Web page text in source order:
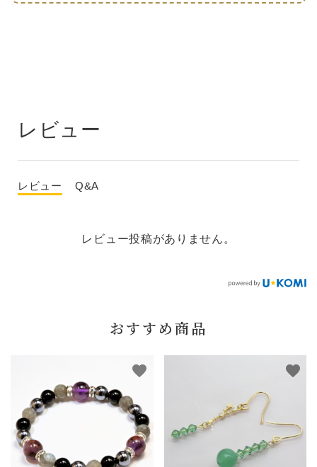
レビュー
レビュー Q&A
レビュー投稿がありません。
おすすめ商品
favorite favorite